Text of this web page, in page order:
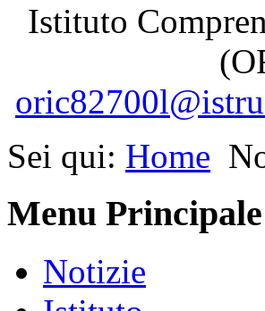
Istituto
Sei qui: Home
Menu Principale
Notizie